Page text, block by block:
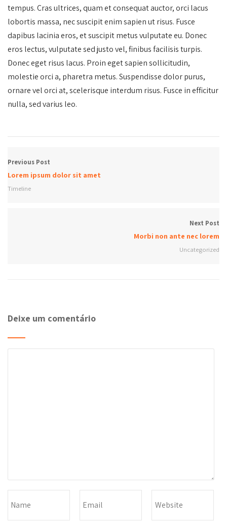
tempus. Cras ultrices, quam et consequat auctor, orci lacus
lobortis massa, nec suscipit enim sapien ut risus. Fusce
dapibus lacinia eros, et suscipit metus vulputate eu. Donec
eros lectus, vulputate sed justo vel, finibus facilisis turpis.
Donec eget risus lacus. Proin eget sapien sollicitudin,
molestie orci a, pharetra metus. Suspendisse dolor purus,
ornare vel orci at, scelerisque interdum risus. Fusce in efficitur
nulla, sed varius leo.
Previous Post
Lorem ipsum dolor sit amet
Timeline
Next Post
Morbi non ante nec lorem
Uncategorized
Deixe um comentário